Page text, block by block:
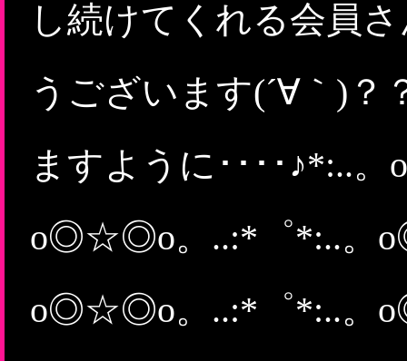
し続けてくれる会員
うございます(´∀｀)
ますように････♪*:..
o◎☆◎o。..:*゜*:..。
o◎☆◎o。..:*゜*:..。